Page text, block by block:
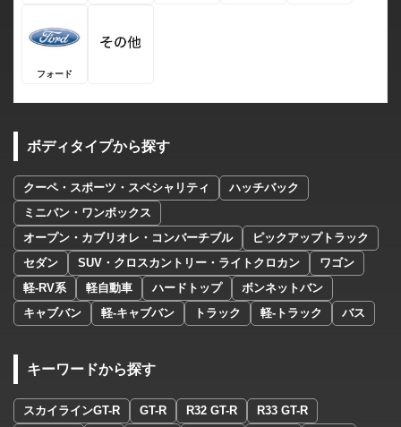
フォード
ボディタイプから探す
クーペ・スポーツ・スペシャリティ
ハッチバック
ミニバン・ワンボックス
オープン・カブリオレ・コンバーチブル
ピックアップトラック
セダン
SUV・クロスカントリー・ライトクロカン
ワゴン
軽-RV系
軽自動車 ハードトップ
ボンネットバン
キャブバン
軽-キャブバン トラック 軽-トラック バス
キーワードから探す
スカイラインGT-R GT-R R32 GT-R R33 GT-R